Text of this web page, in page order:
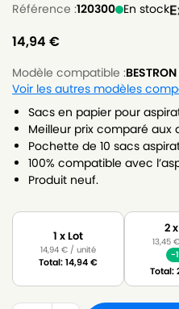
Référence :120300 En stock
14,94 €
Modèle compatible :
Voir les autres modèles
Sacs en papier pour
Meilleur prix comparé aux
Pochette de 10 sacs
100% compatible avec
Produit neuf.
1 x Lot
14,94€ / unité
Total:14,94€
2
13,45€
-
Total: